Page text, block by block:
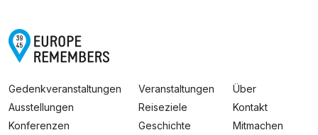
Gedenkveranstaltungen
Ausstellungen
Konferenzen
Veranstaltungen
Reiseziele
Geschichte
Über
Kontakt
Mitmachen